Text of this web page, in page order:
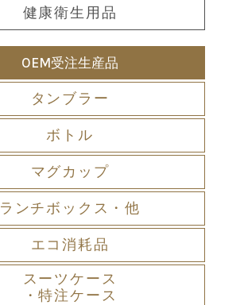
健康衛生用品
OEM受注生産品
タンブラー
ボトル
マグカップ
ランチボックス・他
エコ消耗品
スーツケース
・特注ケース